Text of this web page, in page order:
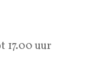
17.00 uur